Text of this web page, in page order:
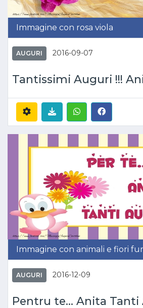
Immagine con rosa viola
AUGURI 2016-09-07
Tantissimi Auguri !!!
Immagine con animali e fiori
AUGURI 2016-12-09
Pentru te... Anita Tanti